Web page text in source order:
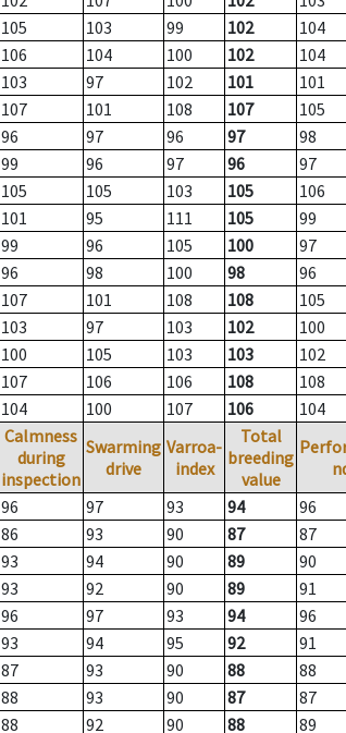
105 103 99 102
104
106 104 100 102
104
103 97 102 101
101
107 101 108 107
105
96 97 96 97
98
99 96 97 96
97
105 105 103 105
106
101 95 111 105
99
99 96 105 100
97
96 98 100 98
96
107 101 108 108
105
103 97 103 102
100
100 105 103 103
102
107 106 106 108
108
104 100 107 106 104
Calmness
during
inspection
Swarming
drive
Varroa-
index
Total
breeding
value
96 97 93 94
96
86 93 90 87
87
93 94 90 89
90
93 92 90 89
91
96 97 93 94
96
93 94 95 92
91
87 93 90 88
88
88 93 90 87
87
88 92 90 88 89